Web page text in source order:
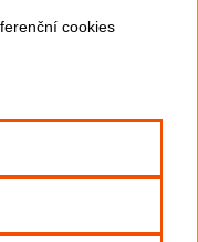
reklam a analytice.
a vašich osobních údajů
vašich právech,
udělených
cookies